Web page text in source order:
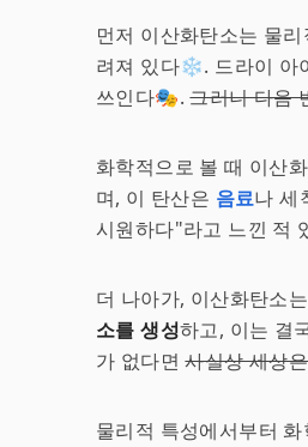
먼저 이산화탄소는 물
려져 있다❄️. 드라이 아
쓰인다🎭.그러니 다음
화학적으로 볼 때 이산
며, 이 탄산은 음료나 세
시원하다"라고 느낀 적
더 나아가, 이산화탄소
소를 생성하고, 이는 결
가 없다면사실상 세상
물리적 특성에서부터